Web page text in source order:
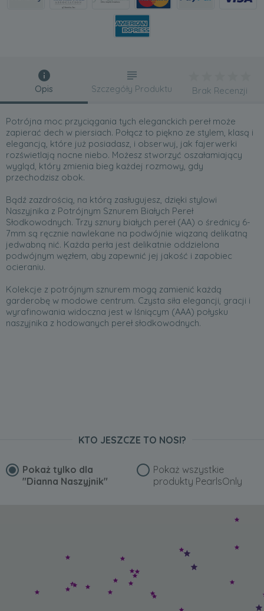
Opis
Potrójna moc przyciągania tych eleganckich pereł może
zapierać dech w piersiach. Połącz to piękno ze stylem, klasą i
elegancją, które już posiadasz, i obserwuj, jak fajerwerki
rozświetlają nocne niebo. Możesz stworzyć oszałamiający
wygląd, który zmienia bieg każdej rozmowy, gdy
przechodzisz obok.
Bądź zazdrością, na którą zasługujesz, dzięki stylowi
Naszyjnika z Potrójnym Sznurem Białych Pereł
Słodkowodnych. Trzy sznury białych pereł (AA) o średnicy 6-
7mm są ręcznie nawlekane na podwójnie wiązaną delikatną
jedwabną nić. Każda perła jest delikatnie oddzielona
podwójnym węzłem, aby zapewnić jej jakość i zapobiec
ocieraniu.
Kolekcje z potrójnym sznurem mogą zamienić każdą
garderobę w modowe centrum. Czysta siła elegancji, gracji i
wyrafinowania widoczna jest w lśniącym (AAA) połysku
naszyjnika z hodowanych pereł słodkowodnych.
Szczegóły Produktu Brak Recenzji
KTO JESZCZE TO NOSI?
Pokaż tylko dla
"Dianna Naszyjnik"
Pokaż wszystkie
produkty PearlsOnly